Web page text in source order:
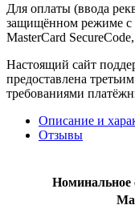
Для оплаты (ввода
защищённом режиме с
MasterCard
Настоящий сайт
предоставлена
требованиями
Описание и
Отзывы
Номинальное